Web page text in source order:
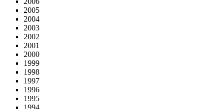
2005
2004
2003
2002
2001
2000
1999
1998
1997
1996
1995
1994